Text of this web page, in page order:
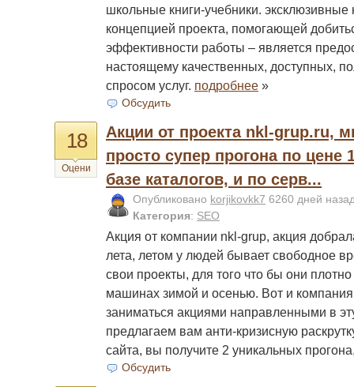
школьные книги-учебники.
концепцией проекта, помогающей
эффективности работы – является
настоящему качественных, доступных,
спросом услуг. подробнее »
Обсудить
18
Оцени
Акции от проекта nkl-grup.ru,
просто супер прогона по цене
базе каталогов, и по серв...
Опубликовано korjikovkk7 6260 дней
Категория: SEO
Акция от компании nkl-grup, акция
лета, летом у людей бывает свободное
свои проекты, для того что бы они
машинах зимой и осенью. Вот и компания
заниматься акциями направленными в
предлагаем вам анти-кризисную
сайта, вы получите 2 уникальных
Обсудить